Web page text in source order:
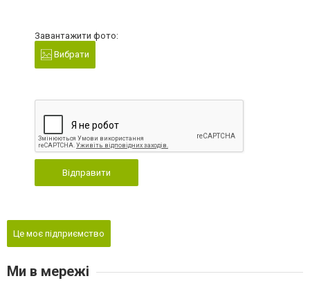
Завантажити фото:
Вибрати
Відправити
Це моє підприємство
Ми в мережі